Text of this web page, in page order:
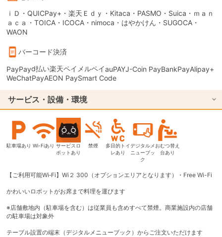
ｉＤ・QUICPay+・楽天Ｅｄｙ・Kitaca・PASMO・Suica・ｍａｎ
ａｃａ・TOICA・ICOCA・nimoca・はやかけん・SUGOCA・
WAON
バーコード決済
PayPayd払い楽天ペイ メルペイauPAYJ-Coin PayBankPayAlipay+
WeChatPayAEON PaySmart Code
サービス・設備・環境
駐車場あり Wi-Fiあり サービスロ
ボットあり
禁煙
多目的トイ
レあり
デジタルメ
ニューブッ
ク
おむつ替え
台あり
【ご利用可能Wi‐Fi】Wi２ 300（オプションエリアとなります）・Free Wi-Fi
かわいいロボットがお席まで料理を運びます
※店舗敷地内（駐車場を含む）は従業員も含めすべて禁煙。商業施設内の店舗
の駐車場は対象外
テーブル設置の端末（デジタルメニューブック）からご注文いただけます